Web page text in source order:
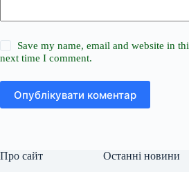
Save my name, email and website in
next time I comment.
Опублікувати коментар
Про сайт Останні новини